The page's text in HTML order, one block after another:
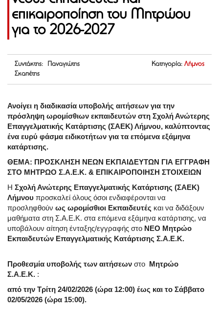
επικαιροποίηση του Μητρώου
για το 2026-2027
Συντάκτης: Παναγιώτης
Σκαπέτης
Κατηγορία: Λήμνος
Ανοίγει η διαδικασία υποβολής αιτήσεων για την
πρόσληψη ωρομίσθιων εκπαιδευτών στη Σχολή Ανώτερης
Επαγγελματικής Κατάρτισης (ΣΑΕΚ) Λήμνου, καλύπτοντας
ένα ευρύ φάσμα ειδικοτήτων για τα επόμενα εξάμηνα
κατάρτισης.
ΘΕΜΑ: ΠΡΟΣΚΛΗΣΗ ΝΕΩΝ ΕΚΠΑΙΔΕΥΤΩΝ ΓΙΑ ΕΓΓΡΑΦΗ
ΣΤΟ ΜΗΤΡΩΟ Σ.Α.Ε.Κ. & ΕΠΙΚΑΙΡΟΠΟΙΗΣΗ ΣΤΟΙΧΕΙΩΝ
Η Σχολή Ανώτερης Επαγγελματικής Κατάρτισης (ΣΑΕΚ)
Λήμνου προσκαλεί όλους όσοι ενδιαφέρονται να
προσληφθούν ως ωρομίσθιοι Εκπαιδευτές και να διδάξουν
μαθήματα στη Σ.Α.Ε.Κ. στα επόμενα εξάμηνα κατάρτισης, να
υποβάλουν αίτηση ένταξης/εγγραφής στο ΝΕΟ Μητρώο
Εκπαιδευτών Επαγγελματικής Κατάρτισης Σ.Α.Ε.Κ.
Προθεσμία υποβολής των αιτήσεων στο Μητρώο
Σ.Α.Ε.Κ. :
από την Τρίτη 24/02/2026 (ώρα 12:00) έως και το Σάββατο
02/05/2026 (ώρα 15:00).